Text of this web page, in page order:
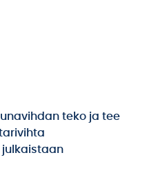
teko ja tee
julkaistaan